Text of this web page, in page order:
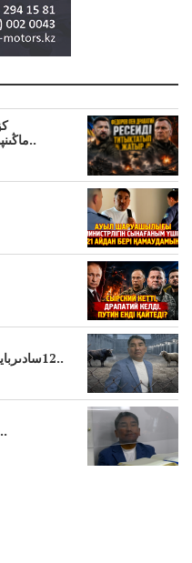
ماڭىنپوكروۆسكاپ، درون ماڭىنداعىنە ج..
12سادىربايدىتاعىسى كەلە12نجىلعاۇقا مەس..
سوتتولەنگەناپتار ايىبە؟ۋ تسوتتاعىا..